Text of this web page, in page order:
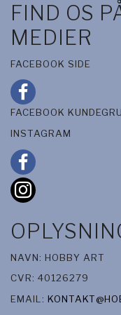
FIND OS
MEDIER
FACEBOOK SIDE
FACEBOOK
INSTAGRAM
NAVN: HOBBY ART
CVR: 40126279
EMAIL: